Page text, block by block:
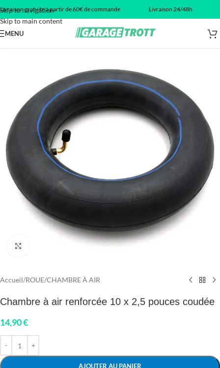
Skip to navigation
Skip to main content
Livraison gratuite à partir de 60€ de commande Livraison 24/48h
MENU
Accueil/ROUE/CHAMBRE À AIR
Chambre à air renforcée 10 x 2,5 pouces coudée
14,90€
AJOUTER AU PANIER